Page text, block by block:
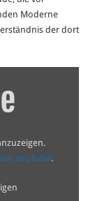
Moderne
der dort
YouTube.